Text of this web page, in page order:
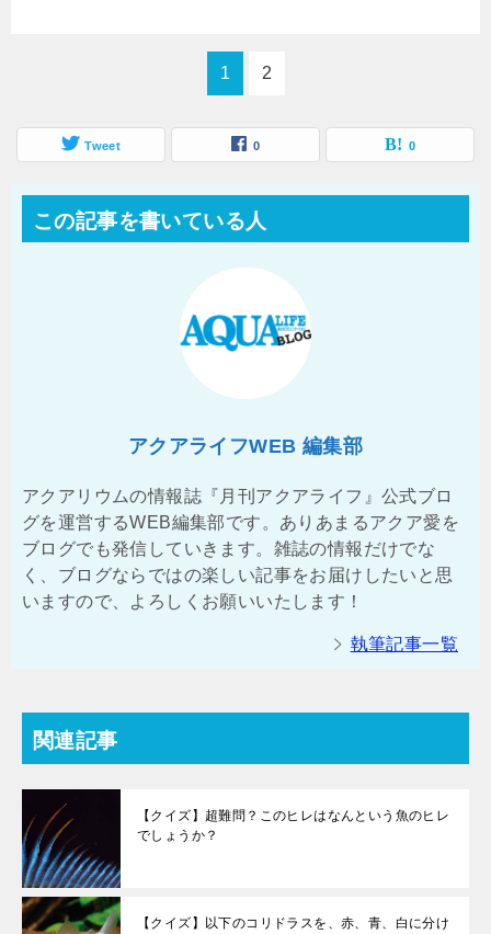
1 2
Tweet 0 0
この記事を書いている人
アクアライフWEB 編集部
アクアリウムの情報誌『月刊アクアライフ』公式ブロ
グを運営するWEB編集部です。ありあまるアクア愛を
ブログでも発信していきます。雑誌の情報だけでな
く、ブログならではの楽しい記事をお届けしたいと思
いますので、よろしくお願いいたします！
執筆記事一覧
関連記事
【クイズ】超難問？このヒレはなんという魚のヒレ
でしょうか？
【クイズ】以下のコリドラスを、赤、青、白に分け